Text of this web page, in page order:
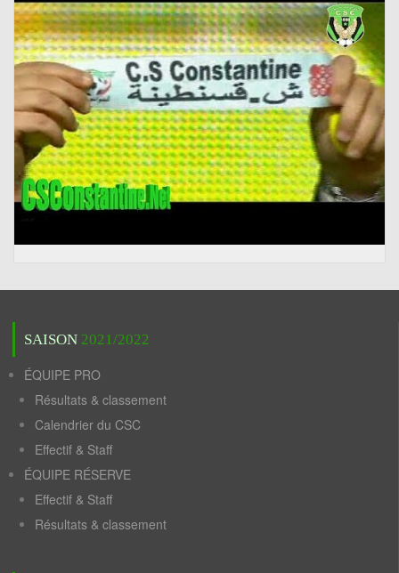
SAISON 2021/2022
ÉQUIPE PRO
Résultats & classement
Calendrier du CSC
Effectif & Staff
ÉQUIPE RÉSERVE
Effectif & Staff
Résultats & classement